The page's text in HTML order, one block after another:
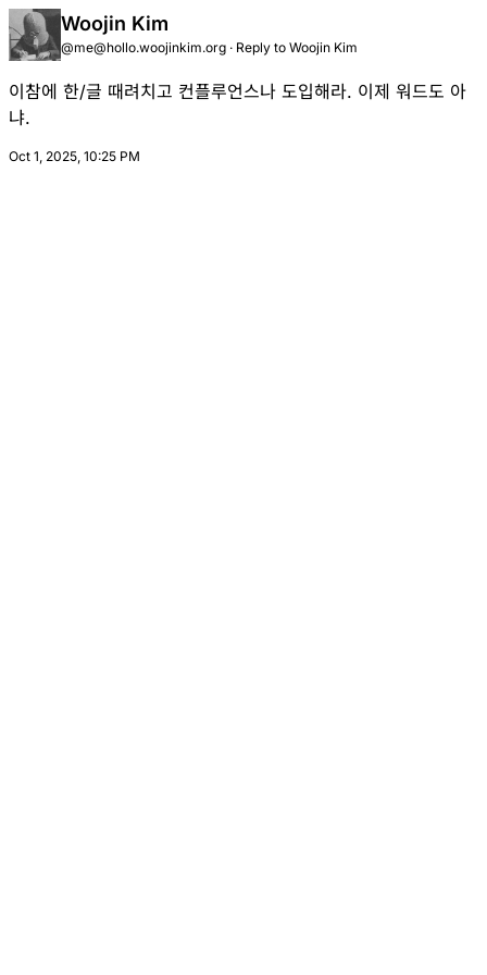
Woojin Kim
@me@hollo.woojinkim.org · Reply to Woojin Kim
이참에 한/글 때려치고 컨플루언스나 도입해라. 이제 워드도 아
냐.
Oct 1, 2025, 10:25 PM